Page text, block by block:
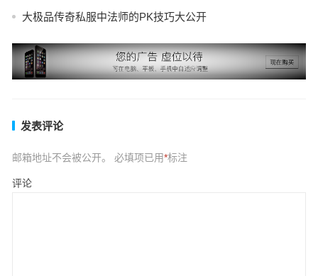
大极品传奇私服中法师的PK技巧大公开
发表评论
邮箱地址不会被公开。 必填项已用*标注
评论